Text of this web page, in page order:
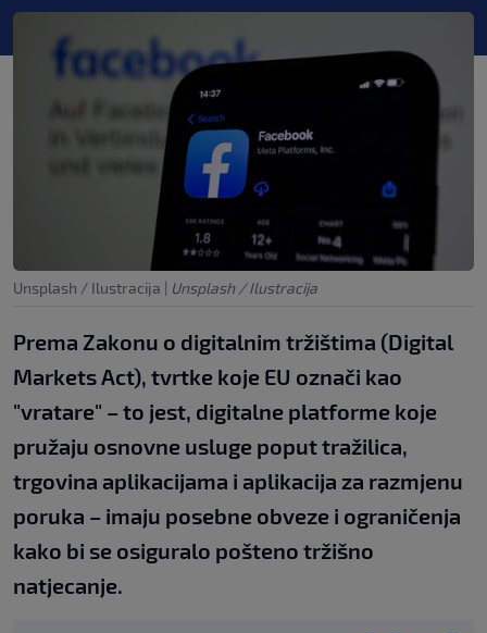
Unsplash / Ilustracija | Unsplash / Ilustracija
Prema Zakonu o digitalnim tržištima (Digital
Markets Act), tvrtke koje EU označi kao
"vratare" – to jest, digitalne platforme koje
pružaju osnovne usluge poput tražilica,
trgovina aplikacijama i aplikacija za razmjenu
poruka – imaju posebne obveze i ograničenja
kako bi se osiguralo pošteno tržišno
natjecanje.